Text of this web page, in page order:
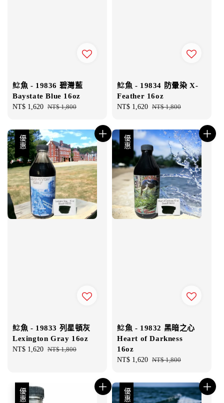
鯰魚 - 19836 碧灣藍
Baystate Blue 16oz
Sale
NT$ 1,620 Regular
NT$ 1,800
鯰魚 - 19834 防暈染 X-
Feather 16oz
Sale
NT$ 1,620 Regular
NT$ 1,800
優惠
鯰魚 - 19833 列星頓灰
Lexington Gray 16oz
Sale
NT$ 1,620 Regular
NT$ 1,800
優惠
鯰魚 - 19832 黑暗之心
Heart of Darkness
16oz
Sale
NT$ 1,620 Regular
NT$ 1,800
優惠 優惠